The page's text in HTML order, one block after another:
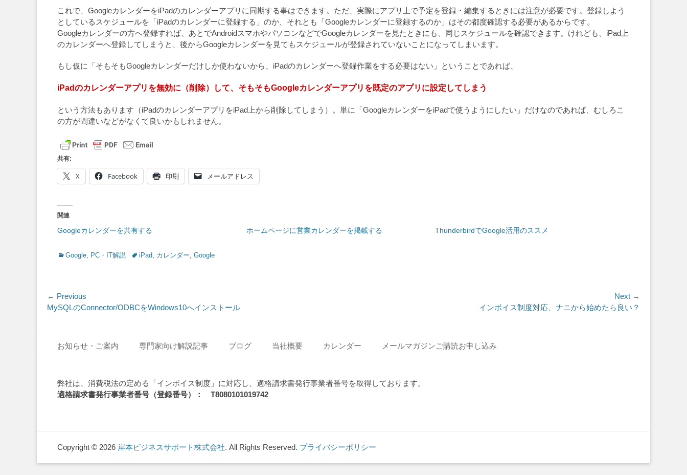
これで、GoogleカレンダーをiPadのカレンダーアプリに同期する事はできます。ただ、実際にアプリ上で予定を登録・編集するときには注意が必要です。登録しよう
としているスケジュールを「iPadのカレンダーに登録する」のか、それとも「Googleカレンダーに登録するのか」はその都度確認する必要があるからです。
Googleカレンダーの方へ登録すれば、あとでAndroidスマホやパソコンなどでGoogleカレンダーを見たときにも、同じスケジュールを確認できます。けれども、iPad上
のカレンダーへ登録してしまうと、後からGoogleカレンダーを見てもスケジュールが登録されていないことになってしまいます。
もし仮に「そもそもGoogleカレンダーだけしか使わないから、iPadのカレンダーへ登録作業をする必要はない」ということであれば、
iPadのカレンダーアプリを無効に（削除）して、そもそもGoogleカレンダーアプリを既定のアプリに設定してしまう
という方法もあります（iPadのカレンダーアプリをiPad上から削除してしまう）。単に「GoogleカレンダーをiPadで使うようにしたい」だけなのであれば、むしろこ
の方が間違いなどがなくて良いかもしれません。
共有:
X Facebook 印刷 メールアドレス
関連
Googleカレンダーを共有する ホームページに営業カレンダーを掲載する ThunderbirdでGoogle活用のススメ
Categories
Google PC・IT解説 TagsiPad カレンダー Google
投
稿
ビ
ー
シ
← Previous
Previous
MySQLのConnector/ODBCをWindows10へインストール
Next →
インボイス制度対応、ナニから始めたら良い？
Footer Menu
お知らせ・ご案内 専門家向け解説記事 ブログ 当社概要 カレンダー メールマガジンご購読お申し込み
弊社は、消費税法の定める「インボイス制度」に対応し、適格請求書発行事業者番号を取得しております。
適格請求書発行事業者番号（登録番号）： T8080101019742
Copyright © 2026 岸本ビジネスサポート株式会社. All Rights Reserved. プライバシーポリシー